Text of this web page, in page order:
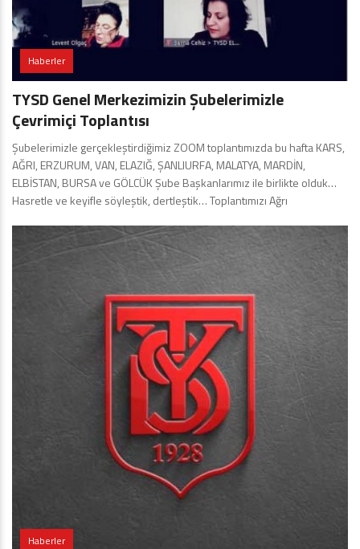
Haberler
TYSD Genel Merkezimizin Şubelerimizle
Çevrimiçi Toplantısı
Şubelerimizle gerçekleştirdiğimiz ZOOM toplantımızda bu hafta KARS,
AĞRI, ERZURUM, VAN, ELAZIĞ, ŞANLIURFA, MALATYA, MARDİN,
ELBİSTAN, BURSA ve GÖLCÜK Şube Başkanlarımız ile birlikte olduk…
Hasretle ve keyifle söyleştik, dertleştik… Toplantımızı Ağrı
Haberler